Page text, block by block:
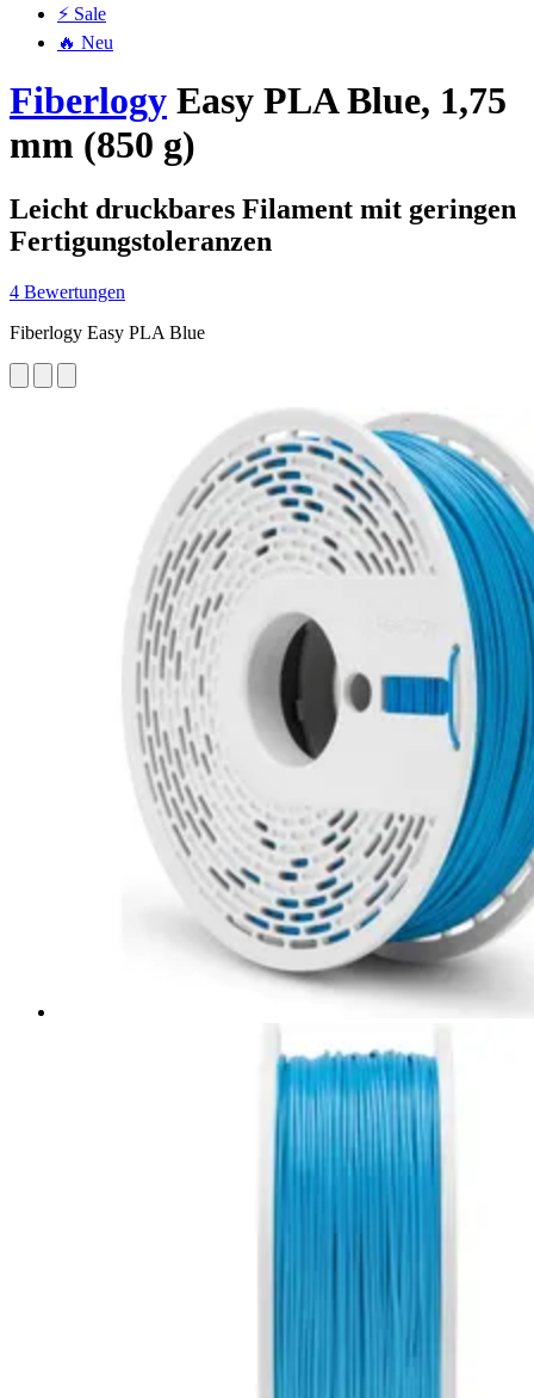
⚡ Sale
🔥 Neu
Fiberlogy Easy PLA Blue, 1,75
mm (850 g)
Leicht druckbares Filament mit geringen
Fertigungstoleranzen
4 Bewertungen
Fiberlogy Easy PLA Blue